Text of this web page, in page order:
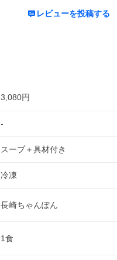
レビューを投稿する
3,080円
-
スープ＋具材付き
冷凍
長崎ちゃんぽん
1食